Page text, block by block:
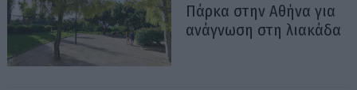
Πάρκα στην Αθήνα για
ανάγνωση στη λιακάδα